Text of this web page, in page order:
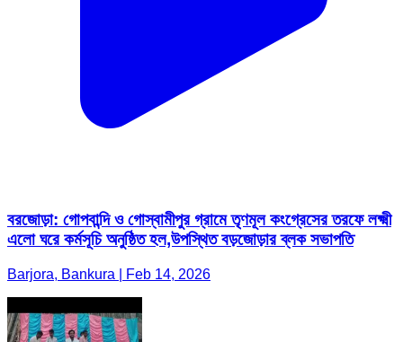
বরজোড়া: গোপবান্দি ও গোস্বামীপুর গ্রামে তৃণমূল কংগ্রেসের তরফে লক্ষ্মী
এলো ঘরে কর্মসূচি অনুষ্ঠিত হল,উপস্থিত বড়জোড়ার ব্লক সভাপতি
Barjora, Bankura | Feb 14, 2026